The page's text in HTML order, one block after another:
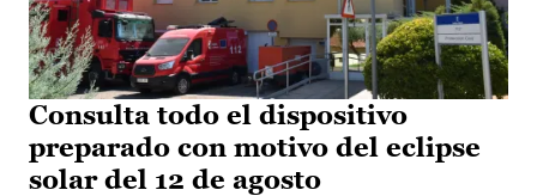
Consulta todo el dispositivo
preparado con motivo del eclipse
solar del 12 de agosto